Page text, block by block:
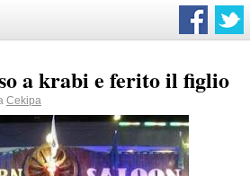
a krabi e ferito il figlio
Cekipa